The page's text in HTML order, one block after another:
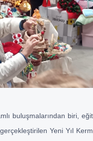
buluşmalarından biri,
Yeni Yıl